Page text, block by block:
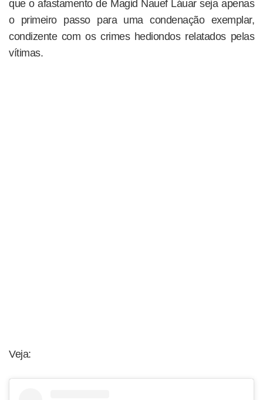
que o afastamento de Magid Nauef Láuar seja apenas
o primeiro passo para uma condenação exemplar,
condizente com os crimes hediondos relatados pelas
vítimas.
Veja: